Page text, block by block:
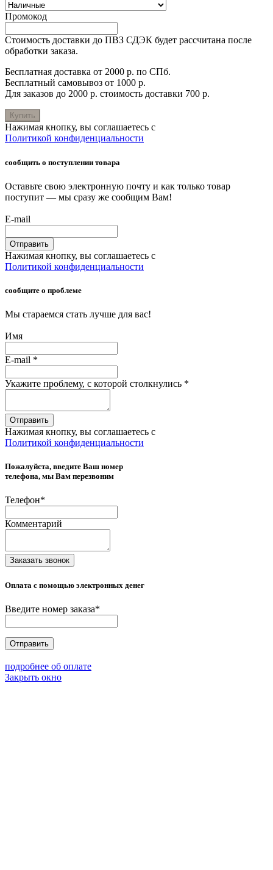
Промокод
Стоимость доставки до ПВЗ СДЭК будет рассчитана после
обработки заказа.
Бесплатная доставка от 2000 р. по СПб.
Бесплатный самовывоз от 1000 р.
Для заказов до 2000 р. стоимость доставки 700 р.
Купить
Нажимая кнопку, вы соглашаетесь с
Политикой конфиденциальности
сообщить о поступлении товара
Оставьте свою электронную почту и как только товар
поступит — мы сразу же сообщим Вам!
E-mail
Отправить
Нажимая кнопку, вы соглашаетесь с
Политикой конфиденциальности
сообщите о проблеме
Мы стараемся стать лучше для вас!
Имя
E-mail *
Укажите проблему, с которой столкнулись *
Отправить
Нажимая кнопку, вы соглашаетесь с
Политикой конфиденциальности
Пожалуйста, введите Ваш номер
телефона, мы Вам перезвоним
Телефон*
Комментарий
Заказать звонок
Оплата с помощью электронных денег
Введите номер заказа*
Отправить
подробнее об оплате
Закрыть окно